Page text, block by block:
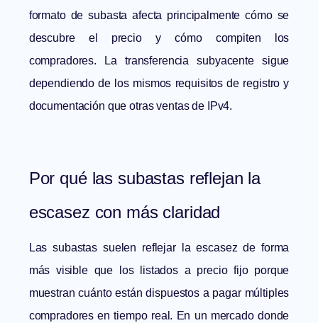
formato de subasta afecta principalmente cómo se
descubre el precio y cómo compiten los
compradores. La transferencia subyacente sigue
dependiendo de los mismos requisitos de registro y
documentación que otras ventas de IPv4.
Por qué las subastas reflejan la
escasez con más claridad
Las subastas suelen reflejar la escasez de forma
más visible que los listados a precio fijo porque
muestran cuánto están dispuestos a pagar múltiples
compradores en tiempo real. En un mercado donde